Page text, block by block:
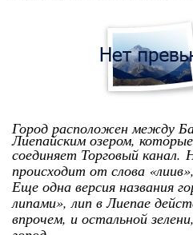
Город расположен между
Лиепайским озером,
соединяет Торговый канал.
происходит от слова
Еще одна версия названия
липами», лип в Лиепае
впрочем, и остальной